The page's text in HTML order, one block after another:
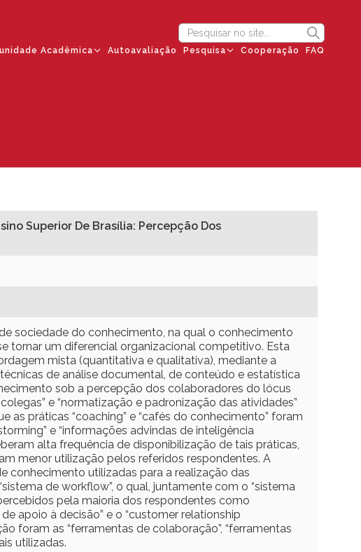
Acadêmica Autoavaliação Pesquisa Cooperação FAQ
Superior De Brasília: Percepção Dos
sociedade do conhecimento, na qual o conhecimento
tornar um diferencial organizacional competitivo. Esta
mista (quantitativa e qualitativa), mediante a
de análise documental, de conteúdo e estatística
sob a percepção dos colaboradores do lócus
e “normatização e padronização das atividades”
práticas “coaching” e “cafés do conhecimento” foram
e “informações advindas de inteligência
alta frequência de disponibilização de tais práticas,
menor utilização pelos referidos respondentes. A
conhecimento utilizadas para a realização das
de workflow”, o qual, juntamente com o “sistema
pela maioria dos respondentes como
apoio à decisão” e o “customer relationship
foram as “ferramentas de colaboração”, “ferramentas
utilizadas.